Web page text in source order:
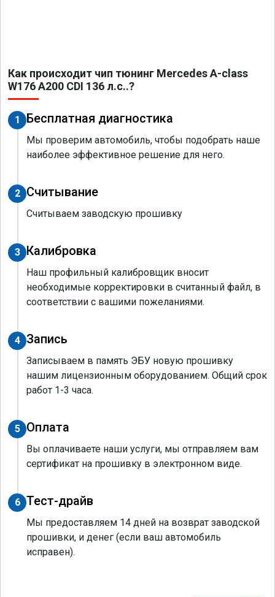
Как происходит чип тюнинг Mercedes A-class
W176 A200 CDI 136 л.с..?
1 Бесплатная диагностика
Мы проверим автомобиль, чтобы подобрать наше
наиболее эффективное решение для него.
2 Считывание
Считываем заводскую прошивку
3 Калибровка
Наш профильный калибровщик вносит
необходимые корректировки в считанный файл, в
соответствии с вашими пожеланиями.
4 Запись
Записываем в память ЭБУ новую прошивку
нашим лицензионным оборудованием. Общий срок
работ 1-3 часа.
5 Оплата
Вы оплачиваете наши услуги, мы отправляем вам
сертификат на прошивку в электронном виде.
6 Тест-драйв
Мы предоставляем 14 дней на возврат заводской
прошивки, и денег (если ваш автомобиль
исправен).